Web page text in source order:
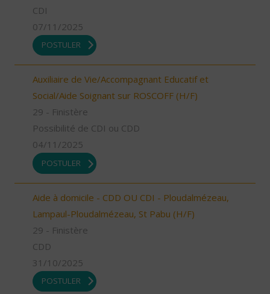
CDI
07/11/2025
POSTULER
Auxiliaire de Vie/Accompagnant Educatif et
Social/Aide Soignant sur ROSCOFF (H/F)
29 - Finistère
Possibilité de CDI ou CDD
04/11/2025
POSTULER
Aide à domicile - CDD OU CDI - Ploudalmézeau,
Lampaul-Ploudalmézeau, St Pabu (H/F)
29 - Finistère
CDD
31/10/2025
POSTULER